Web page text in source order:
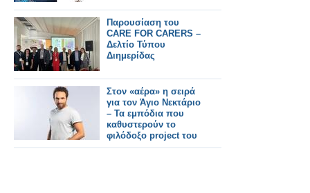
Παρουσίαση του
CARE FOR CARERS –
Δελτίο Τύπου
Διημερίδας
Στον «αέρα» η σειρά
για τον Άγιο Νεκτάριο
– Τα εμπόδια που
καθυστερούν το
φιλόδοξο project του
Alpha